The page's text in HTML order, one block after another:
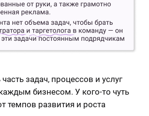
задач, процессов и услуг
бизнесом. У кого-то чуть
темпов развития и роста